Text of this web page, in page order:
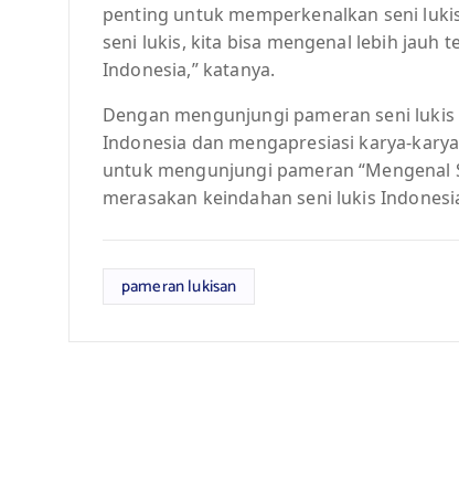
penting untuk memperkenalkan seni
seni lukis, kita bisa mengenal lebih jauh
Indonesia,” katanya.
Dengan mengunjungi pameran seni
Indonesia dan mengapresiasi karya-
untuk mengunjungi pameran “Mengenal
merasakan keindahan seni lukis
pameran lukisan